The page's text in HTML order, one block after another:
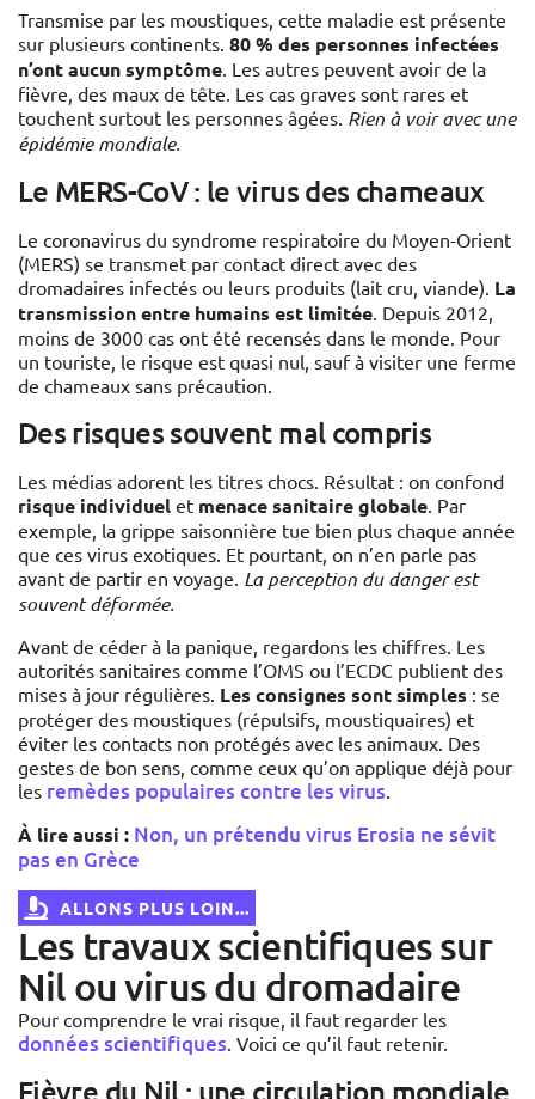
Transmise par les moustiques, cette maladie est présente
sur plusieurs continents. 80 % des personnes infectées
n’ont aucun symptôme. Les autres peuvent avoir de la
fièvre, des maux de tête. Les cas graves sont rares et
touchent surtout les personnes âgées. Rien à voir avec une
épidémie mondiale.
Le MERS-CoV : le virus des chameaux
Le coronavirus du syndrome respiratoire du Moyen-Orient
(MERS) se transmet par contact direct avec des
dromadaires infectés ou leurs produits (lait cru, viande). La
transmission entre humains est limitée. Depuis 2012,
moins de 3000 cas ont été recensés dans le monde. Pour
un touriste, le risque est quasi nul, sauf à visiter une ferme
de chameaux sans précaution.
Des risques souvent mal compris
Les médias adorent les titres chocs. Résultat : on confond
risque individuel et menace sanitaire globale. Par
exemple, la grippe saisonnière tue bien plus chaque année
que ces virus exotiques. Et pourtant, on n’en parle pas
avant de partir en voyage. La perception du danger est
souvent déformée.
Avant de céder à la panique, regardons les chiffres. Les
autorités sanitaires comme l’OMS ou l’ECDC publient des
mises à jour régulières. Les consignes sont simples : se
protéger des moustiques (répulsifs, moustiquaires) et
éviter les contacts non protégés avec les animaux. Des
gestes de bon sens, comme ceux qu’on applique déjà pour
les remèdes populaires contre les virus.
À lire aussi : Non, un prétendu virus Erosia ne sévit
pas en Grèce
ALLONS PLUS LOIN...
Les travaux scientifiques sur
Nil ou virus du dromadaire
Pour comprendre le vrai risque, il faut regarder les
données scientifiques. Voici ce qu’il faut retenir.
Fièvre du Nil : une circulation mondiale